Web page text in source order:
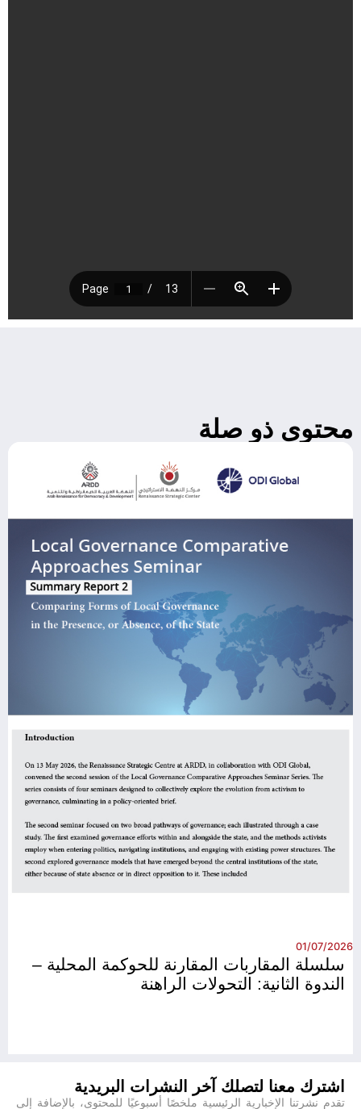
محتوى ذو صلة
01/07/2026
سلسلة المقاربات المقارنة للحوكمة المحلية –
الندوة الثانية: التحولات الراهنة
اشترك معنا لتصلك آخر النشرات البريدية
تقدم نشرتنا الإخبارية الرئيسية ملخصًا أسبوعيًا للمحتوى، بالإضافة إلى